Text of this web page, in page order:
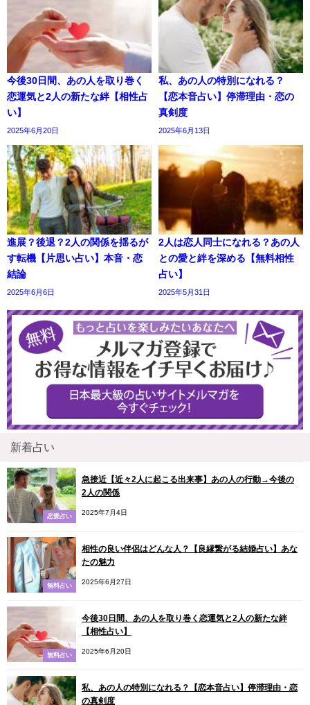
今後30日間、あの人を取り巻く
恋運気と2人の新たな絆【相性占
い】
2025年6月20日
私、あの人の特別になれる？
【恋本音占い】停滞理由・恋の
真剣度
2025年6月13日
進展？後退？2人の関係を揺るが
す転機【片思い占い】本音・恋
結論
2025年6月6日
2人は恋人同士になれる？あの人
との愛と絆を深める【無料相性
占い】
2025年5月31日
新着占い
恋愛占い
急接近【近々2人に起こる出来事】あの人の行動→今後の
2人の関係
2025年7月4日
無料占い
相性の良い伴侶はどんな人？【良縁繋がる結婚占い】あな
たの魅力
2025年6月27日
無料占い
今後30日間、あの人を取り巻く恋運気と2人の新たな絆
【相性占い】
2025年6月20日
私、あの人の特別になれる？【恋本音占い】停滞理由・恋
の真剣度